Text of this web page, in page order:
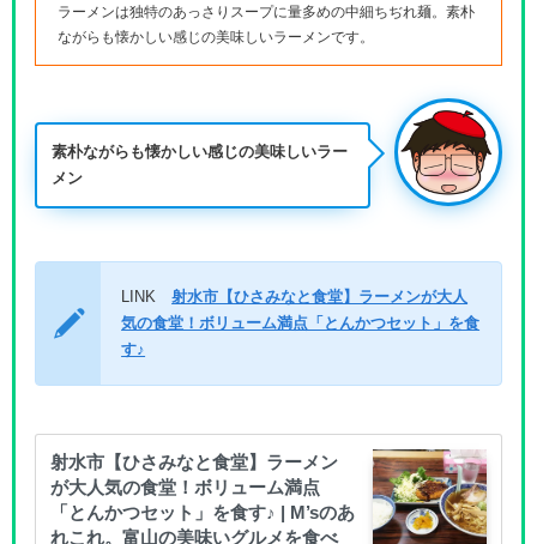
ラーメンは独特のあっさりスープに量多めの中細ちぢれ麺。素朴
ながらも懐かしい感じの美味しいラーメンです。
素朴ながらも懐かしい感じの美味しいラー
メン
LINK射水市【ひさみなと食堂】ラーメンが大人
気の食堂！ボリューム満点「とんかつセット」を食
す♪
射水市【ひさみなと食堂】ラーメン
が大人気の食堂！ボリューム満点
「とんかつセット」を食す♪ | M’sのあ
れこれ。富山の美味いグルメを食べ